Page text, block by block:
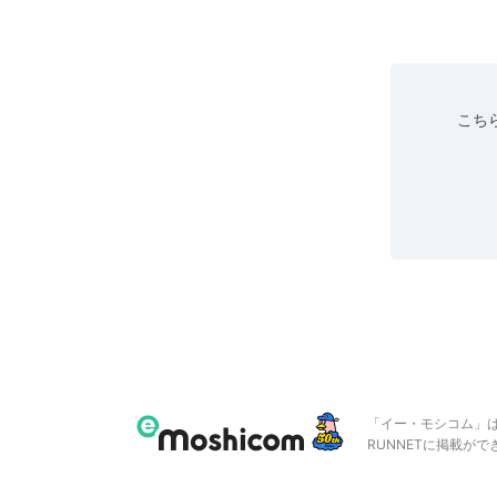
こち
「イー・モシコム
RUNNETに掲載がで